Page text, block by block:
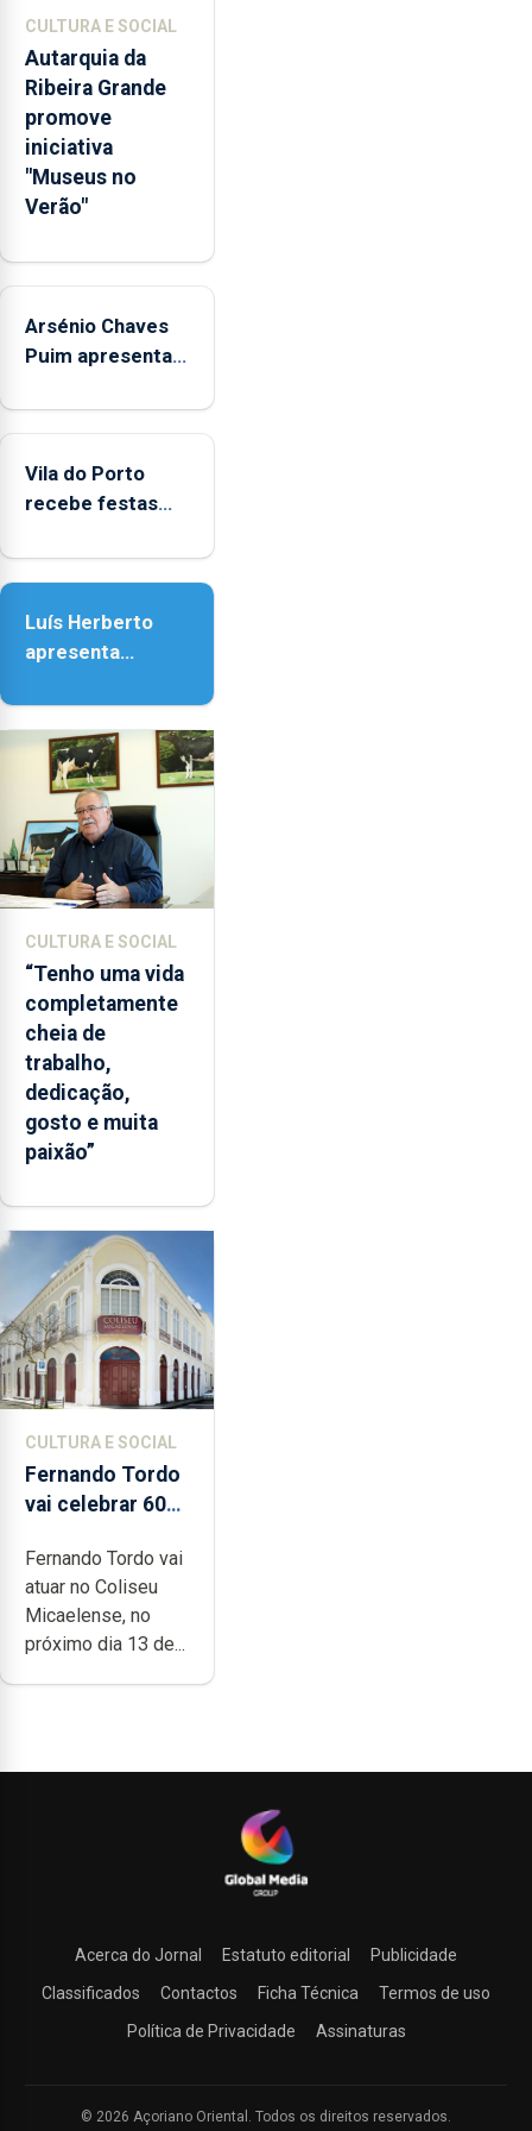
competências
pessoais,
emocionais
e
sociais
junto
das
CULTURA E SOCIAL
Autarquia da
Ribeira Grande
promove
iniciativa
"Museus no
Verão"
Arsénio Chaves
Puim apresenta
Biblioteca de Vila
Vila do Porto
recebe festas
Nossa Senhora
Luís Herberto
apresenta
Paisagem’
CULTURA E SOCIAL
“Tenho uma vida
completamente
cheia de
trabalho,
dedicação,
gosto e muita
paixão”
CULTURA E SOCIAL
Fernando Tordo
vai celebrar 60
no Coliseu
Micaelense
Fernando Tordo vai
atuar no Coliseu
Micaelense, no
próximo dia 13 de...
Acerca do Jornal Estatuto editorial
Publicidade
Classificados
Contactos Ficha Técnica
Termos de uso
Política de Privacidade
Assinaturas
© 2026 Açoriano Oriental. Todos os direitos reservados.